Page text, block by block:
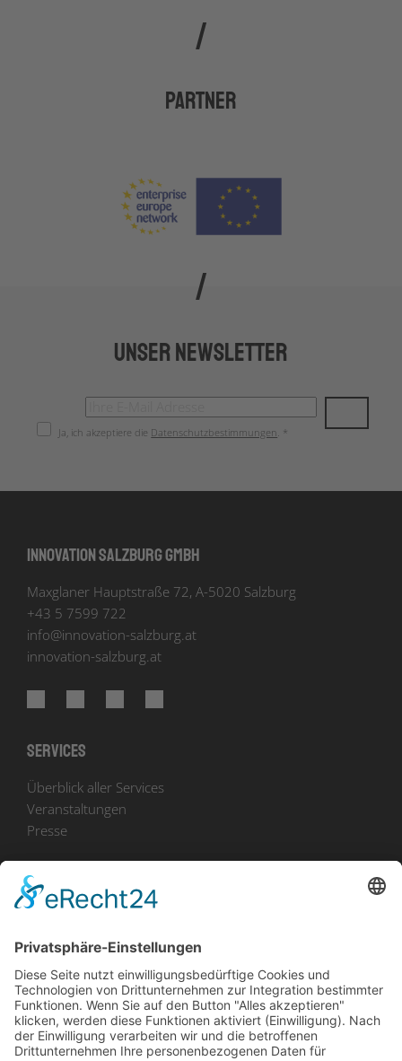
Partner
Unser Newsletter
Ja, ich akzeptiere die Datenschutzbestimmungen. *
Innovation Salzburg GmbH
Maxglaner Hauptstraße 72, A-5020 Salzburg
+43 5 7599 722
info@innovation-salzburg.at
innovation-salzburg.at
Services
Überblick aller Services
Veranstaltungen
Presse
Bekanntmachungen
Zu uns
Unser Team
Arbeiten bei Innovation Salzburg